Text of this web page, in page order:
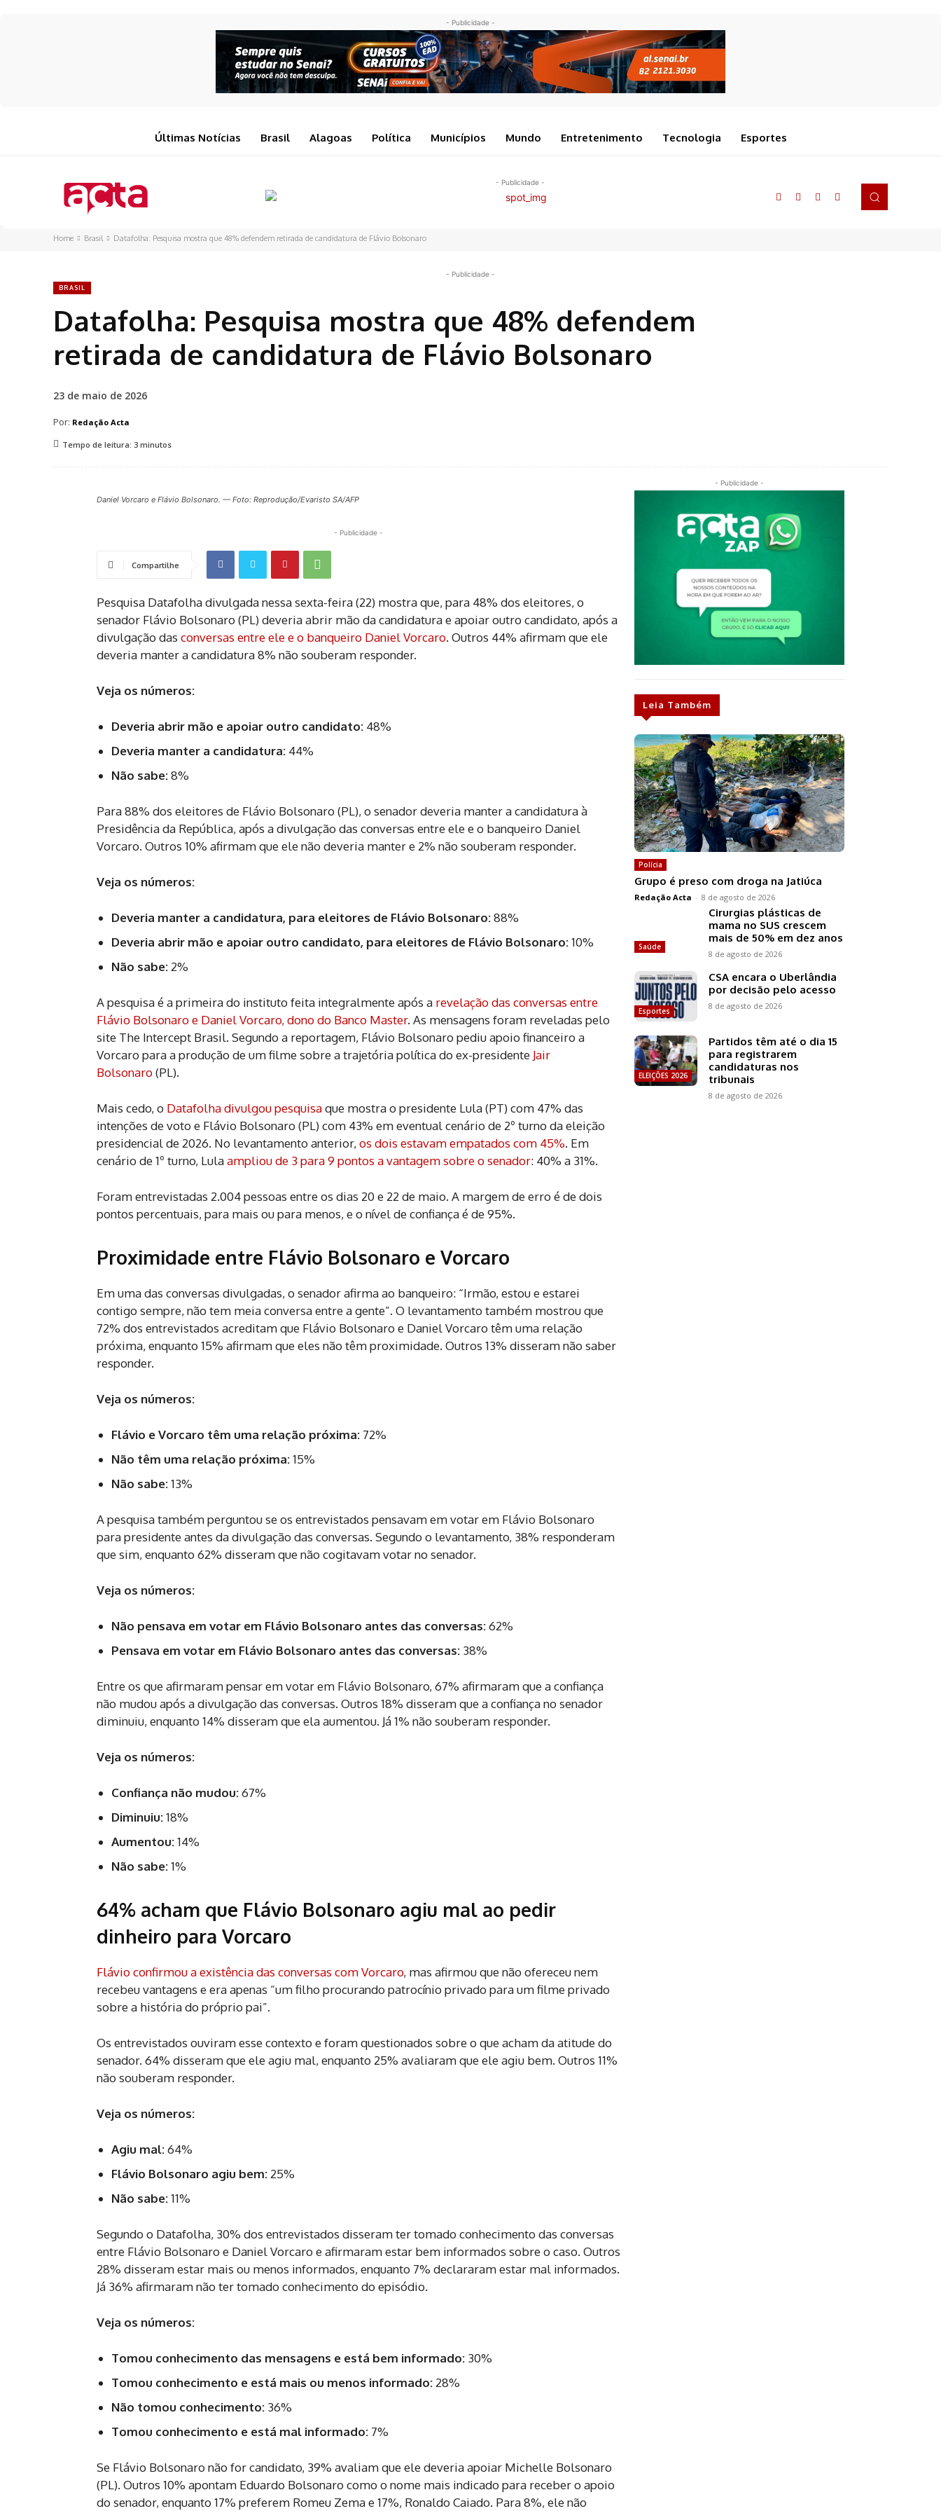
- Publicidade -
Últimas Notícias Brasil Alagoas Política Municípios Mundo Entretenimento Tecnologia Esportes
- Publicidade -
Home Brasil Datafolha: Pesquisa mostra que 48% defendem retirada de candidatura de Flávio Bolsonaro
- Publicidade -
BRASIL
Datafolha: Pesquisa mostra que 48% defendem
retirada de candidatura de Flávio Bolsonaro
23 de maio de 2026
Por: Redação Acta
Tempo de leitura: 3 minutos
Daniel Vorcaro e Flávio Bolsonaro. — Foto: Reprodução/Evaristo SA/AFP
- Publicidade -
Compartilhe
Pesquisa Datafolha divulgada nessa sexta-feira (22) mostra que, para 48% dos eleitores, o
senador Flávio Bolsonaro (PL) deveria abrir mão da candidatura e apoiar outro candidato, após a
divulgação das conversas entre ele e o banqueiro Daniel Vorcaro. Outros 44% afirmam que ele
deveria manter a candidatura 8% não souberam responder.
Veja os números:
Deveria abrir mão e apoiar outro candidato: 48%
Deveria manter a candidatura: 44%
Não sabe:8%
Para 88% dos eleitores de Flávio Bolsonaro (PL), o senador deveria manter a candidatura à
Presidência da República, após a divulgação das conversas entre ele e o banqueiro Daniel
Vorcaro. Outros 10% afirmam que ele não deveria manter e 2% não souberam responder.
Veja os números:
Deveria manter a candidatura, para eleitores de Flávio Bolsonaro:88%
Deveria abrir mão e apoiar outro candidato, para eleitores de Flávio Bolsonaro:10%
Não sabe: 2%
A pesquisa é a primeira do instituto feita integralmente após a revelação das conversas entre
Flávio Bolsonaro e Daniel Vorcaro, dono do Banco Master. As mensagens foram reveladas pelo
site The Intercept Brasil. Segundo a reportagem, Flávio Bolsonaro pediu apoio financeiro a
Vorcaro para a produção de um filme sobre a trajetória política do ex-presidente Jair
Bolsonaro(PL).
Mais cedo, o Datafolha divulgou pesquisaque mostra o presidente Lula (PT) com 47% das
intenções de voto e Flávio Bolsonaro (PL) com 43% em eventual cenário de 2º turno da eleição
presidencial de 2026. No levantamento anterior, os dois estavam empatados com 45%. Em
cenário de 1º turno, Lulaampliou de 3 para 9 pontos a vantagem sobre o senador: 40% a 31%.
Foram entrevistadas 2.004 pessoas entre os dias 20 e 22 de maio. A margem de erro é de dois
pontos percentuais, para mais ou para menos, e o nível de confiança é de 95%.
Proximidade entre Flávio Bolsonaro e Vorcaro
Em uma das conversas divulgadas, o senador afirma ao banqueiro: “Irmão, estou e estarei
contigo sempre, não tem meia conversa entre a gente”. O levantamento também mostrou que
72% dos entrevistados acreditam que Flávio Bolsonaro e Daniel Vorcaro têm uma relação
próxima, enquanto 15% afirmam que eles não têm proximidade. Outros 13% disseram não saber
responder.
Veja os números:
Flávio e Vorcaro têm uma relação próxima: 72%
Não têm uma relação próxima:15%
Não sabe:13%
A pesquisa também perguntou se os entrevistados pensavam em votar em Flávio Bolsonaro
para presidente antes da divulgação das conversas. Segundo o levantamento, 38% responderam
que sim, enquanto 62% disseram que não cogitavam votar no senador.
Veja os números:
Não pensava em votar em Flávio Bolsonaro antes das conversas:62%
Pensava em votar em Flávio Bolsonaro antes das conversas: 38%
Entre os que afirmaram pensar em votar em Flávio Bolsonaro, 67% afirmaram que a confiança
não mudou após a divulgação das conversas. Outros 18% disseram que a confiança no senador
diminuiu, enquanto 14% disseram que ela aumentou. Já 1% não souberam responder.
Veja os números:
Confiança não mudou:67%
Diminuiu:18%
Aumentou:14%
Não sabe:1%
64% acham que Flávio Bolsonaro agiu mal ao pedir
dinheiro para Vorcaro
Flávio confirmou a existência das conversas com Vorcaro, mas afirmou que não ofereceu nem
recebeu vantagens e era apenas “um filho procurando patrocínio privado para um filme privado
sobre a história do próprio pai”.
Os entrevistados ouviram esse contexto e foram questionados sobre o que acham da atitude do
senador. 64% disseram que ele agiu mal, enquanto 25% avaliaram que ele agiu bem. Outros 11%
não souberam responder.
Veja os números:
Agiu mal:64%
Flávio Bolsonaro agiu bem: 25%
Não sabe:11%
Segundo o Datafolha, 30% dos entrevistados disseram ter tomado conhecimento das conversas
entre Flávio Bolsonaro e Daniel Vorcaro e afirmaram estar bem informados sobre o caso. Outros
28% disseram estar mais ou menos informados, enquanto 7% declararam estar mal informados.
Já 36% afirmaram não ter tomado conhecimento do episódio.
Veja os números:
Tomou conhecimento das mensagens e está bem informado: 30%
Tomou conhecimento e está mais ou menos informado: 28%
Não tomou conhecimento: 36%
Tomou conhecimento e está mal informado: 7%
Se Flávio Bolsonaro não for candidato, 39% avaliam que ele deveria apoiar Michelle Bolsonaro
(PL). Outros 10% apontam Eduardo Bolsonaro como o nome mais indicado para receber o apoio
do senador, enquanto 17% preferem Romeu Zema e 17%, Ronaldo Caiado. Para 8%, ele não
- Publicidade -
Leia Também
Polícia
Grupo é preso com droga na Jatiúca
Redação Acta - 8 de agosto de 2026
Saúde
Cirurgias plásticas de
mama no SUS crescem
mais de 50% em dez anos
8 de agosto de 2026
Esportes
CSA encara o Uberlândia
por decisão pelo acesso
8 de agosto de 2026
ELEIÇÕES 2026
Partidos têm até o dia 15
para registrarem
candidaturas nos
tribunais
8 de agosto de 2026